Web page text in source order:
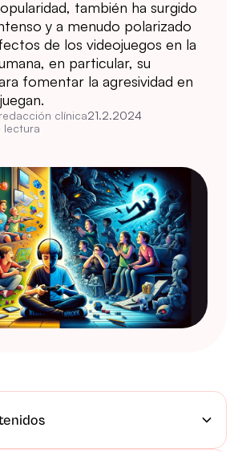
también ha surgido
y a menudo polarizado
de los videojuegos en la
en particular, su
fomentar la agresividad en
clínica21.2.2024
lectura